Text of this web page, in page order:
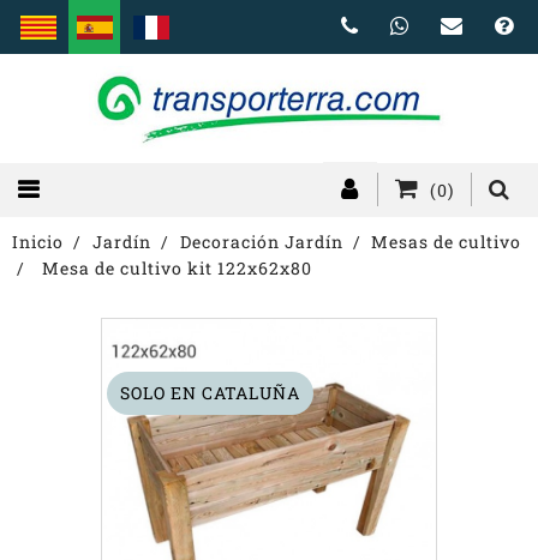
(0)
Inicio Jardín Decoración Jardín
Mesas de cultivo
Mesa de cultivo kit 122x62x80
SOLO EN CATALUÑA